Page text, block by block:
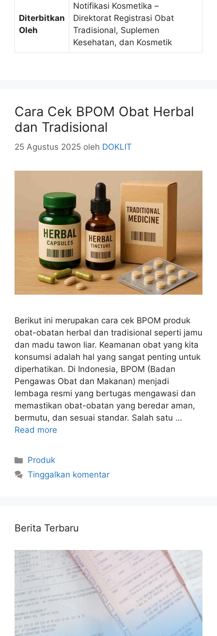
Diterbitkan
Oleh
Notifikasi Kosmetika –
Direktorat Registrasi Obat
Tradisional, Suplemen
Kesehatan, dan Kosmetik
Cara Cek BPOM Obat Herbal
dan Tradisional
25 Agustus 2025 oleh DOKLIT
Berikut ini merupakan cara cek BPOM produk
obat-obatan herbal dan tradisional seperti jamu
dan madu tawon liar. Keamanan obat yang kita
konsumsi adalah hal yang sangat penting untuk
diperhatikan. Di Indonesia, BPOM (Badan
Pengawas Obat dan Makanan) menjadi
lembaga resmi yang bertugas mengawasi dan
memastikan obat-obatan yang beredar aman,
bermutu, dan sesuai standar. Salah satu …
Read more
Kategori
Produk
Tinggalkan komentar
Berita Terbaru